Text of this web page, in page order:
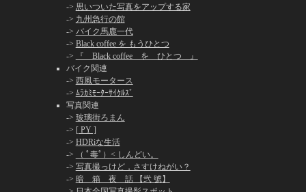
-> 思いついた写真をアップする家
-> 九州急行の館
-> バイク馬鹿一代
-> Black coffee を もうひとつ
->
『 Black coffee を ひとつ 』
バイク関連
-> 西風モータース
-> ﾑﾗｶﾐﾓｰﾀｰｻｲｸﾙｽﾞ
写真関連
-> 玻璃街ろまん
-> [ PY ]
-> HDRiな生活
->
（ ﾟ毒ﾟ）< しんどい。
-> 写真撮っけど，さすけねがい？
-> 暗 箱 夜 話 【弐 號】